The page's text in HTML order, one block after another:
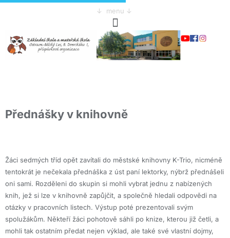
↓ menu ↓
Přednášky v knihovně
Žáci sedmých tříd opět zavítali do městské knihovny K-Trio, nicméně
tentokrát je nečekala přednáška z úst paní lektorky, nýbrž přednášeli
oni sami. Rozděleni do skupin si mohli vybrat jednu z nabízených
knih, jež si lze v knihovně zapůjčit, a společně hledali odpovědi na
otázky v pracovních listech. Výstup poté prezentovali svým
spolužákům. Někteří žáci pohotově sáhli po knize, kterou již četli, a
mohli tak ostatním předat nejen výklad, ale také své vlastní dojmy,